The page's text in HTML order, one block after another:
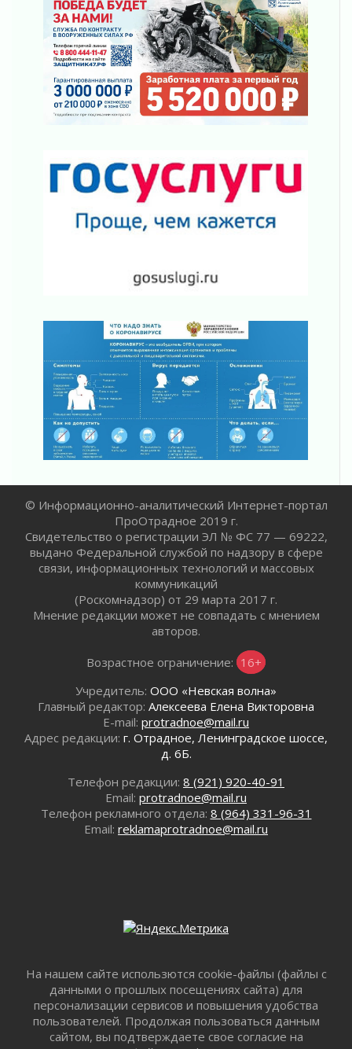
Пик топливного кризиса в регионе прошёл
31 июля 2026
О мужестве, долге и стойкости
31 июля 2026
Ленинградцы — бойцам «Барс-Ленинградец»
31 июля 2026
«Корвет» на страже
31 июля 2026
Правила для жизни
31 июля 2026
С рабочим визитом
В Шлиссельбурге прошла акция «Белый
кораблик Памяти»
Новые возможности для творчества
За сухими цифрами — реальная жизнь
31 июля 2026
От инженера-создателя к волонтёрам
«Созидателям»
31 июля 2026
Генеральная репетиция векового юбилея
31 июля 2026
Давайте разберемся!
30 июля 2026
Круглую ригу в Гатчине отреставрируют в
30 июля 2026
Путешествие к западным рубежам
Лаголовская общеобразовательная школа
30 июля 2026
Ленобласть наводит порядок на дорогах и в
30 июля 2026
ожидается теплая и сухая погода
Ладожский мост на трассе «Кола» полностью
закроют для движения в ночь на 31 июля
30 июля 2026
Заблудившегося пенсионера вывели из леса в
Тосненском районе
30 июля 2026
© Информационно-аналитический Интернет-портал
ПроОтрадное 2019 г.
Свидетельство о регистрации ЭЛ № ФС 77 — 69222,
выдано Федеральной службой по надзору в сфере
связи, информационных технологий и массовых
коммуникаций
(Роскомнадзор) от 29 марта 2017 г.
Мнение редакции может не совпадать с мнением
авторов.
Возрастное ограничение: 16+
Учредитель: ООО «Невская волна»
Главный редактор: Алексеева Елена Викторовна
E-mail: protradnoe@mail.ru
Адрес редакции: г. Отрадное, Ленинградское шоссе,
д. 6Б.
Телефон редакции: 8 (921) 920-40-91
Email: protradnoe@mail.ru
Телефон рекламного отдела: 8 (964) 331-96-31
Email: reklamaprotradnoe@mail.ru
На нашем сайте использются cookie-файлы (файлы с
данными о прошлых посещениях сайта) для
персонализации сервисов и повышения удобства
пользователей. Продолжая пользоваться данным
сайтом, вы подтверждаете свое согласие на